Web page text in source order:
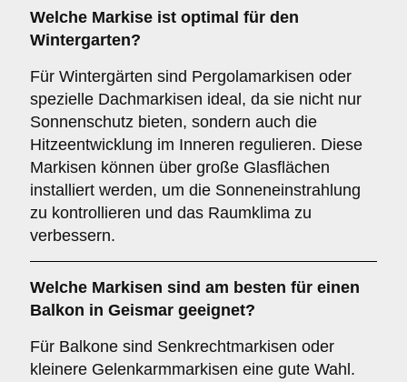
Welche Markise ist optimal für den
Wintergarten?
Für Wintergärten sind Pergolamarkisen oder
spezielle Dachmarkisen ideal, da sie nicht nur
Sonnenschutz bieten, sondern auch die
Hitzeentwicklung im Inneren regulieren. Diese
Markisen können über große Glasflächen
installiert werden, um die Sonneneinstrahlung
zu kontrollieren und das Raumklima zu
verbessern.
Welche Markisen sind am besten für einen
Balkon in Geismar geeignet?
Für Balkone sind Senkrechtmarkisen oder
kleinere Gelenkarmmarkisen eine gute Wahl.